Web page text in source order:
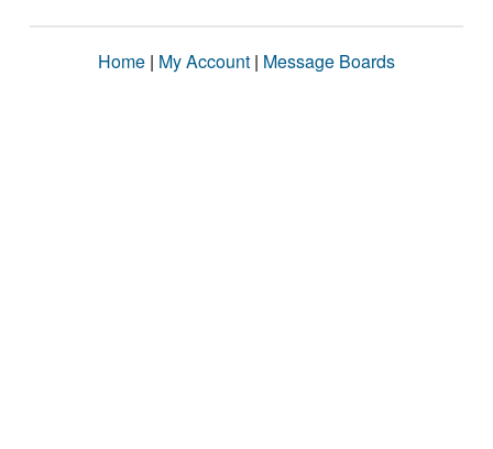
Home | My Account | Message Boards